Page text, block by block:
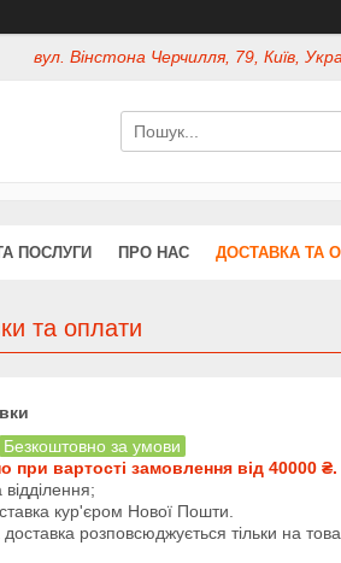
вул. Вінстона Черчилля, 79, Київ,
ПОСЛУГИ ПРО НАС ДОСТАВКА ТА
та оплати
Безкоштовно за умови
при вартості замовлення від 40000 ₴.
кур'єром Нової Пошти.
розповсюджується тільки на